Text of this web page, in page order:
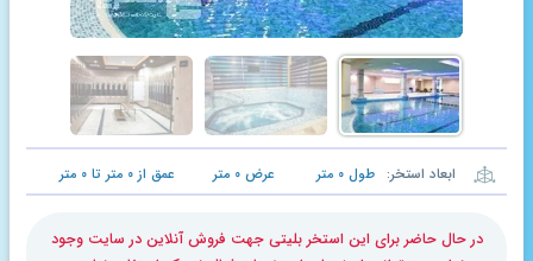
ابعاد استخر: طول ۰ متر عرض۰ متر عمق از۰ متر تا۰ متر
در حال حاضر برای این استخر بلیتی جهت فروش آنلاین در سایت وجود